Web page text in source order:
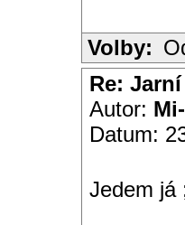
Volby:
Re:
Autor:
Datum:
Jedem já